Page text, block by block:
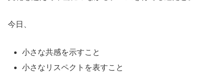
今日、
小さな共感を示すこと
小さなリスペクトを表すこと